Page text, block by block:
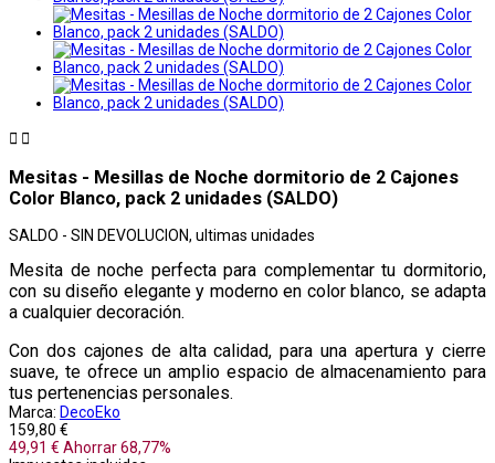
 
Mesitas - Mesillas de Noche dormitorio de 2 Cajones
Color Blanco, pack 2 unidades (SALDO)
SALDO - SIN DEVOLUCION, ultimas unidades
Mesita de noche perfecta para complementar tu dormitorio,
con su diseño elegante y moderno en color blanco, se adapta
a cualquier decoración.
Con dos cajones de alta calidad, para una apertura y cierre
suave, te ofrece un amplio espacio de almacenamiento para
tus pertenencias personales.
Marca: DecoEko
159,80 €
49,91 € Ahorrar 68,77%